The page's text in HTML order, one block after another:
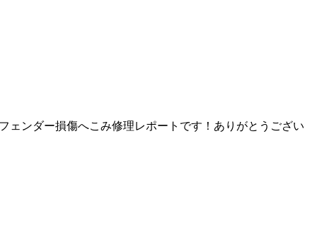
ェンダー損傷へこみ修理レポートです！ありがとうござい